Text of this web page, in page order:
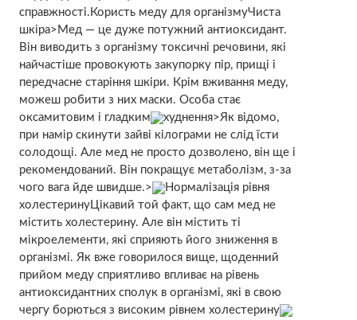
справжності.Користь меду для організмуЧиста
шкіра>Мед — це дуже потужний антиоксидант.
Він виводить з організму токсичні речовини, які
найчастіше провокують закупорку пір, прищі і
передчасне старіння шкіри. Крім вживання меду,
можеш робити з них маски. Особа стає
оксамитовим і гладким
худнення>Як відомо,
при намір скинути зайві кілограми не слід їсти
солодощі. Але мед не просто дозволено, він ще і
рекомендований. Він покращує метаболізм, з-за
чого вага йде швидше.>
Нормалізація рівня
холестеринуЦікавий той факт, що сам мед не
містить холестерину. Але він містить ті
мікроелементи, які сприяють його зниження в
організмі. Як вже говорилося вище, щоденний
прийом меду сприятливо впливає на рівень
антиоксидантних сполук в організмі, які в свою
чергу борються з високим рівнем холестерину